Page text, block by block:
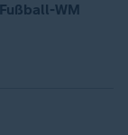
WM